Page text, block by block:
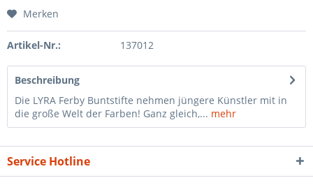
Merken
Artikel-Nr.: 137012
Beschreibung
Die LYRA Ferby Buntstifte nehmen jüngere Künstler mit in
die große Welt der Farben! Ganz gleich,... mehr
Service Hotline